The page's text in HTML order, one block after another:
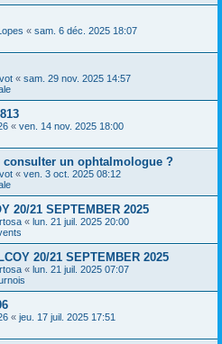
« sam. 6 déc. 2025 18:07
« sam. 29 nov. 2025 14:57
« ven. 14 nov. 2025 18:00
un ophtalmologue ?
« ven. 3 oct. 2025 08:12
20/21 SEPTEMBER 2025
« lun. 21 juil. 2025 20:00
20/21 SEPTEMBER 2025
« lun. 21 juil. 2025 07:07
« jeu. 17 juil. 2025 17:51